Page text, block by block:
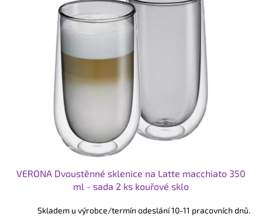
VERONA Dvoustěnné sklenice na Latte macchiato 350
ml - sada 2 ks kouřové sklo
Skladem u výrobce/termín odeslání 10-11 pracovních dnů.